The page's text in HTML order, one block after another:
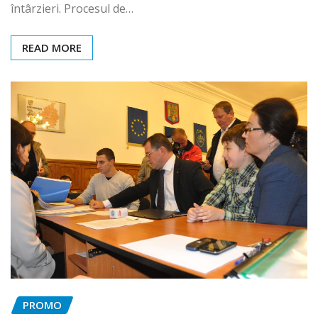
întârzieri. Procesul de…
READ MORE
PROMO